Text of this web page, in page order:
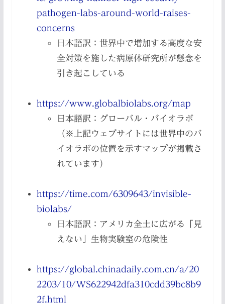
pathogen-labs-around-world-raises-
concerns
日本語訳：世界中で増加する高度な安
全対策を施した病原体研究所が懸念を
引き起こしている
https://www.globalbiolabs.org/map
日本語訳：グローバル・バイオラボ
（※上記ウェブサイトには世界中のバ
イオラボの位置を示すマップが掲載さ
れています）
https://time.com/6309643/invisible-
biolabs/
日本語訳：アメリカ全土に広がる「見
えない」生物実験室の危険性
https://global.chinadaily.com.cn/a/20
2203/10/WS622942dfa310cdd39bc8b9
2f.html